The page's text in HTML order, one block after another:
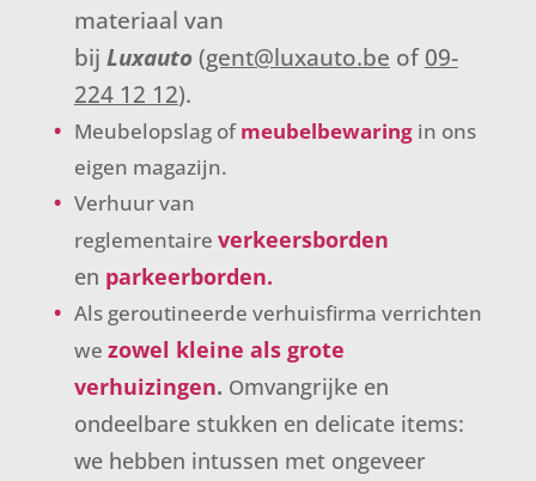
materiaal van
bij Luxauto(gent@luxauto.be of09-
224 12 12).
Meubelopslag ofmeubelbewaringin ons
eigen magazijn.
Verhuur van
reglementaire verkeersborden
en parkeerborden.
Als geroutineerde verhuisfirma verrichten
we zowel kleine als grote
verhuizingen. Omvangrijke en
ondeelbare stukken en delicate items:
we hebben intussen met ongeveer